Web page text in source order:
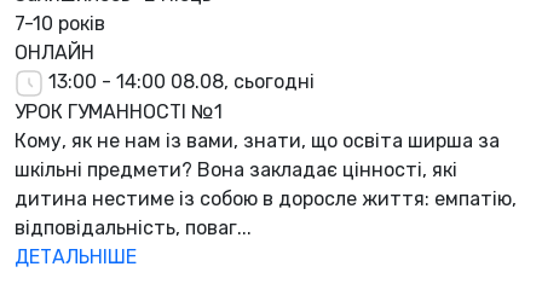
7-10 років
ОНЛАЙН
13:00 - 14:00 08.08, сьогодні
УРОК ГУМАННОСТІ №1
Кому, як не нам із вами, знати, що освіта ширша за
шкільні предмети? Вона закладає цінності, які
дитина нестиме із собою в доросле життя: емпатію,
відповідальність, поваг...
ДЕТАЛЬНІШЕ